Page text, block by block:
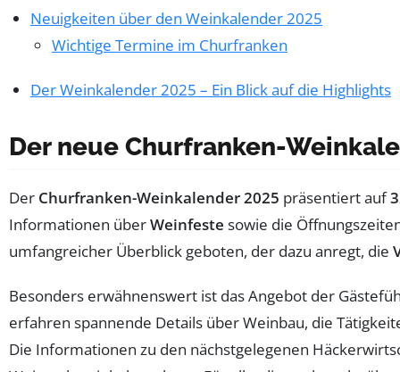
Neuigkeiten über den Weinkalender 2025
Wichtige Termine im Churfranken
Der Weinkalender 2025 – Ein Blick auf die Highlights
Der neue Churfranken-
Der Churfranken-Weinkalender 2025 präsentiert auf
Informationen überWeinfeste sowie die
umfangreicher Überblick geboten, der dazu anregt, die
Besonders erwähnenswert ist das Angebot der
erfahren spannende Details über Weinbau, die
Die Informationen zu den nächstgelegenen